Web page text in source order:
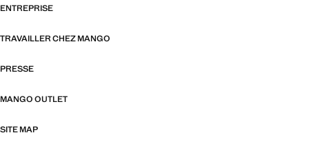
ENTREPRISE
TRAVAILLER CHEZ MANGO
PRESSE
MANGO OUTLET
SITE MAP